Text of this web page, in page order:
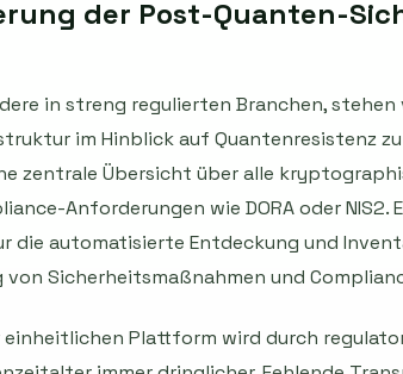
der Post-Quanten-
in streng regulierten Branchen,
im Hinblick auf Quantenresistenz
zentrale Übersicht über alle
Anforderungen wie DORA oder NIS2.
die automatisierte Entdeckung und
Sicherheitsmaßnahmen und
Plattform wird durch